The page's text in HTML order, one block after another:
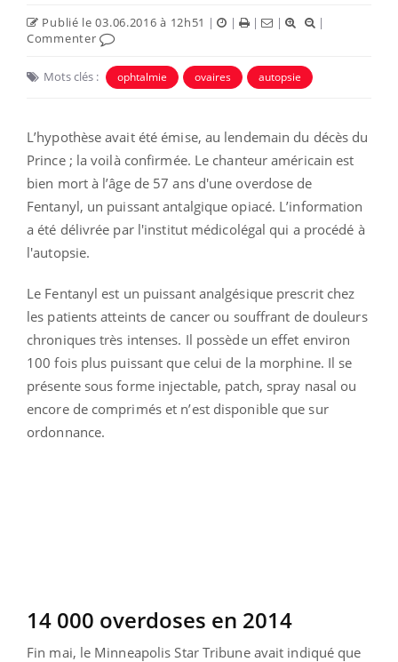
Publié le 03.06.2016 à 12h51 | | | |
|
Commenter
Mots clés : ophtalmie ovaires autopsie
L’hypothèse avait été émise, au lendemain du décès du
Prince ; la voilà confirmée. Le chanteur américain est
bien mort à l’âge de 57 ans d'une overdose de
Fentanyl, un puissant antalgique opiacé. L’information
a été délivrée par l'institut médicolégal qui a procédé à
l'autopsie.
Le Fentanyl est un puissant analgésique prescrit chez
les patients atteints de cancer ou souffrant de douleurs
chroniques très intenses. Il possède un effet environ
100 fois plus puissant que celui de la morphine. Il se
présente sous forme injectable, patch, spray nasal ou
encore de comprimés et n’est disponible que sur
ordonnance.
14 000 overdoses en 2014
Fin mai, le Minneapolis Star Tribune avait indiqué que